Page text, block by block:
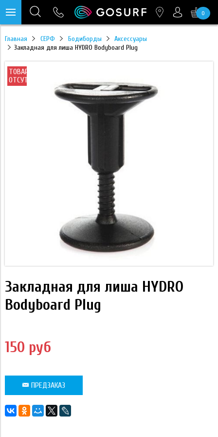
0
Главная СЕРФ Бодиборды
Аксессуары
Закладная для лиша HYDRO Bodyboard Plug
ТОВАР
ОТСУТСТВУЕТ
Закладная для лиша HYDRO
Bodyboard Plug
150 руб
ПРЕДЗАКАЗ
https://mc.yandex.ru/pixel/28467905289433451?rnd=%aw_random%